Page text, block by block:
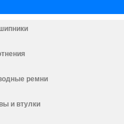
ремни
и втулки